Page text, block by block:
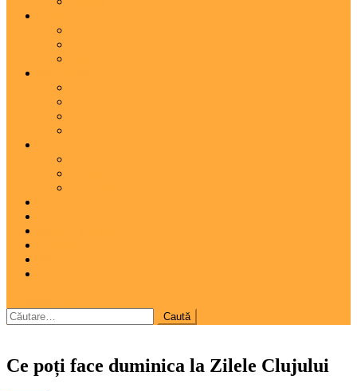
Caută
după:
Ce poți face duminica la Zilele Clujului